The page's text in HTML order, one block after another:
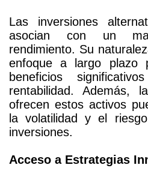
Las inversiones
asocian con un
rendimiento. Su
enfoque a largo plazo
beneficios
rentabilidad. Además,
ofrecen estos activos
la volatilidad y el
inversiones.
Acceso a Estrategias